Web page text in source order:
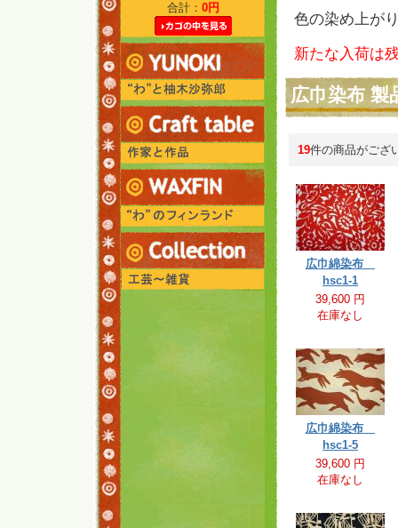
合計： 0円
色の染め上が
新たな入荷は
広巾染布 製
19件の商品がござ
広巾綿染布
hsc1-1
39,600 円
在庫なし
広巾綿染布
hsc1-5
39,600 円
在庫なし